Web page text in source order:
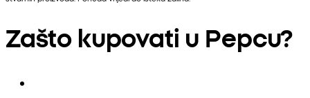
Zašto kupovati u Pepcu?